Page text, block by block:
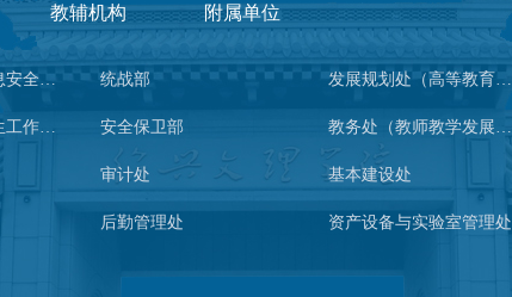
教辅机构 附属单位
宣传部（网络信息安全管理与新闻中心） 统战部
安全保卫部
审计处 基本建设处
后勤管理处 资产设备与实验室管理处